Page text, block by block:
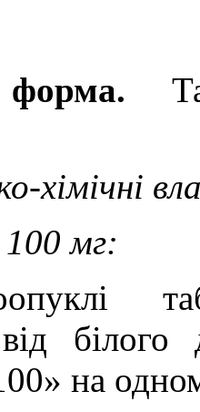
форма.
хімічні
мг:
на